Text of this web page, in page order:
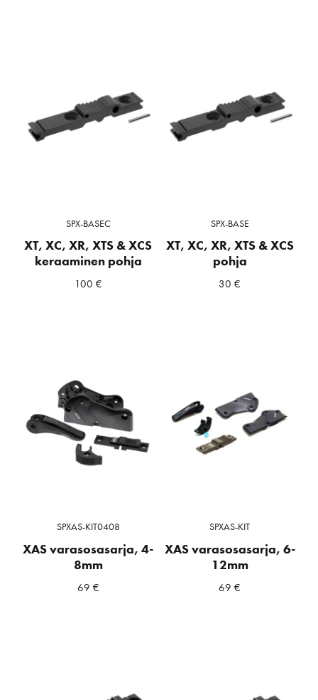
SPX-BASEC
XT, XC, XR, XTS & XCS
keraaminen pohja
100 €
SPX-BASE
XT, XC, XR, XTS & XCS
pohja
30€
SPXAS-KIT0408
XAS varasosasarja, 4-
8mm
69 €
SPXAS-KIT
XAS varasosasarja, 6-
12mm
69€